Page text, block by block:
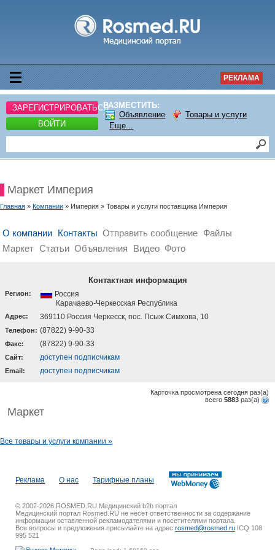
РЕКЛАМА
ЗАРЕГИСТРИРОВАТЬСЯ
ВОЙТИ
РАЗМЕСТИТЬ:
Объявление
Товары и услуги
Еще...
Маркет Империя
Главная » Компании » Империя » Товары и услуги поставщика Империя
О компании Контакты Отправить сообщение Файлы
Маркет Статьи Объявления Видео Фото
Контактная информация
Регион:
Россия
Карачаево-Черкесская Республика
Адрес: 369110 Россия Черкесск, пос. Псыж Симхова, 10
Телефон: (87822) 9-90-33
Факс: (87822) 9-90-33
Cайт: доступен подписчикам
Email: доступен подписчикам
Карточка просмотрена сегодня раз(a)
всего 5883 раз(a)
Маркет
Все товары и услуги компании »
Реклама О нас Тарифные планы
© 2002-2026 ROSMED.RU Медицинский b2b портал
Медицинский портал Rosmed.RU не несет ответственности за содержание
информации оставленной рекламодателями и посетителями портала.
Все вопросы и предложения присылайте на адрес rosmed@rosmed.ru ICQ 108
995 521